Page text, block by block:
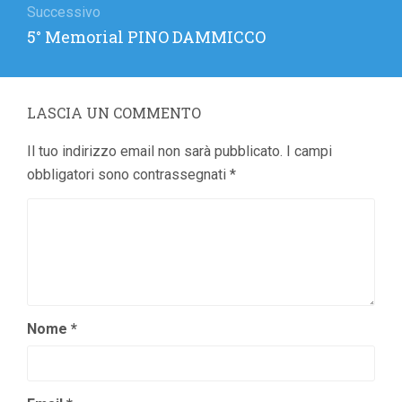
Successivo
Articolo
5° Memorial PINO DAMMICCO
LASCIA UN COMMENTO
Il tuo indirizzo email non sarà pubblicato. I campi
obbligatori sono contrassegnati *
Nome *